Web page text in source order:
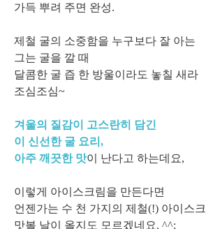
가득 뿌려 주면 완성.
제철 굴의 소중함을 누구보다 잘 아는
그는 굴을 깔 때
달콤한 굴 즙 한 방울이라도 놓칠 새라
조심조심~
겨울의 질감이 고스란히 담긴
이 신선한 굴 요리,
아주 깨끗한 맛이 난다고 하는데요,
이렇게 아이스크림을 만든다면
언젠가는 수 천 가지의 제철(!) 아이스
맛볼 날이 올지도 모르겠네요. ^^;